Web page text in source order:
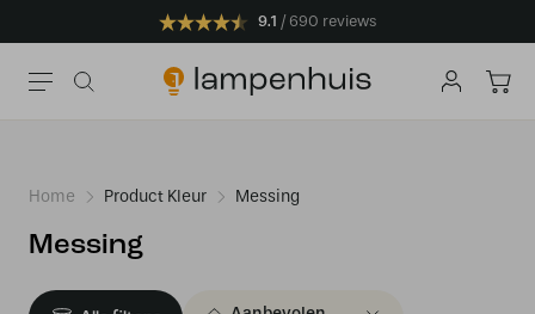
9.1 690 reviews
Home Product Kleur Messing
Messing